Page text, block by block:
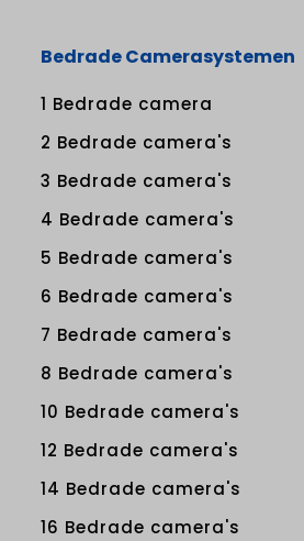
Bedrade Camerasystemen
1 Bedrade camera
2 Bedrade camera's
3 Bedrade camera's
4 Bedrade camera's
5 Bedrade camera's
6 Bedrade camera's
7 Bedrade camera's
8 Bedrade camera's
10 Bedrade camera's
12 Bedrade camera's
14 Bedrade camera's
16 Bedrade camera's